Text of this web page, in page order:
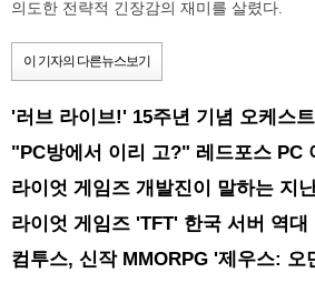
의도한 전략적 긴장감의 재미를 살렸다.
이 기자의 다른뉴스보기
'러브 라이브!' 15주년 기념 오케스
"PC방에서 이리 고?" 레드포스 PC
라이엇 게임즈 개발진이 말하는 지
라이엇 게임즈 'TFT' 한국 서버 역대
컴투스, 신작 MMORPG '제우스: 오